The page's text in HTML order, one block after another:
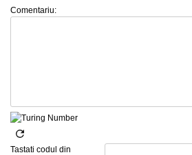
Comentariu:
Tastati codul din